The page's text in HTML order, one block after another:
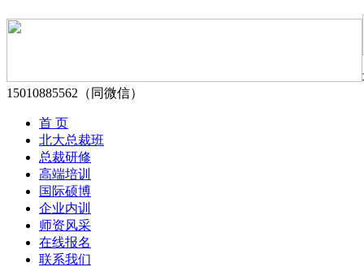
15010885562（同微信）
首 页
北大总裁班
总裁研修
高端培训
国际硕博
企业内训
师资风采
在线报名
联系我们